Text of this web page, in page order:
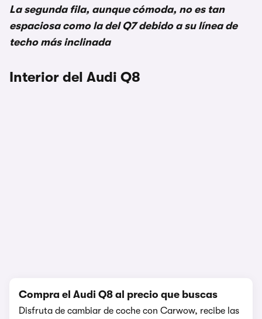
La segunda fila, aunque cómoda, no es tan
espaciosa como la del Q7 debido a su línea de
techo más inclinada
Interior del Audi Q8
Compra el Audi Q8 al precio que buscas
Disfruta de cambiar de coche con Carwow, recibe las